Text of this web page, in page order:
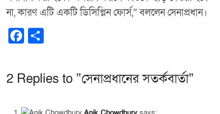
না, কারণ এটি একটি ডিসিপ্লিন ফোর্স,” বললেন সেনাপ্রধান।
F
e e
2 Replies to “সেনাপ্রধানের সতর্কবার্তা”